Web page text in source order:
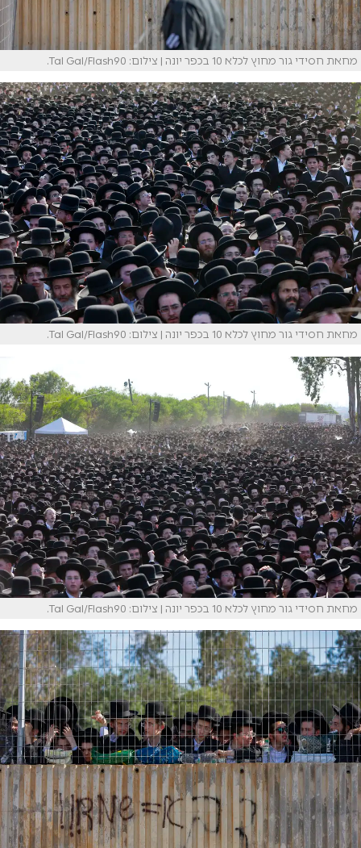
מחאת חסידי גור מחוץ לכלא 10 בכפר יונה | צילום: Tal Gal/Flash90.
מחאת חסידי גור מחוץ לכלא 10 בכפר יונה | צילום: Tal Gal/Flash90.
מחאת חסידי גור מחוץ לכלא 10 בכפר יונה | צילום: Tal Gal/Flash90.